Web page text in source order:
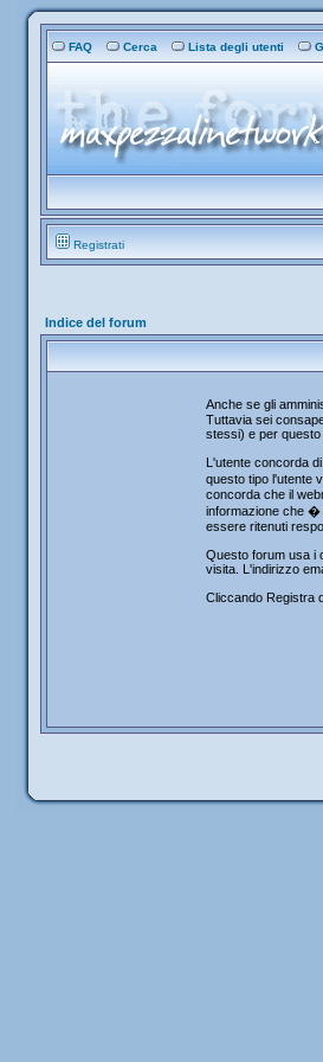
FAQ Cerca Lista degli utenti
Registrati
Indice del forum
Anche se gli
Tuttavia sei
stessi) e per questo
L'utente concorda
questo tipo l'utente
concorda che il
informazione che �
essere ritenuti
Questo forum usa i
visita. L'indirizzo
Cliccando Registra